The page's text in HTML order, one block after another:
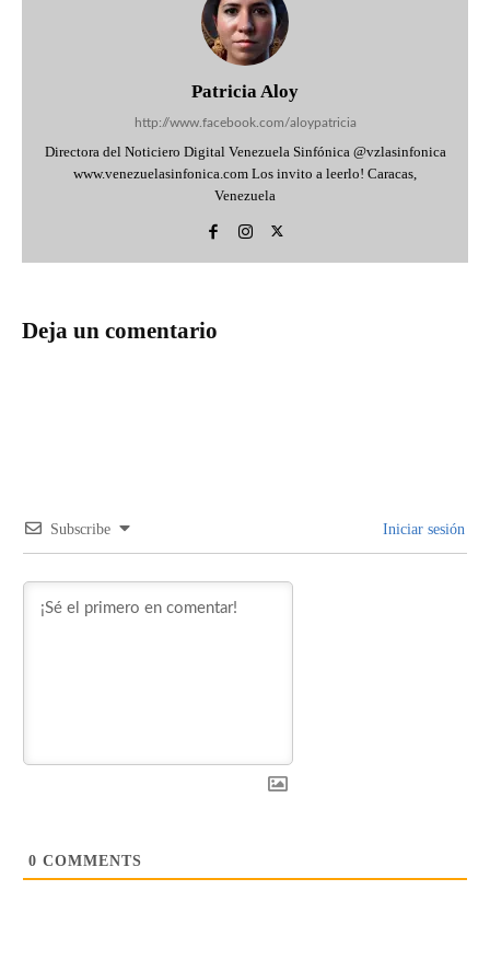
Patricia Aloy
http://www.facebook.com/aloypatricia
Directora del Noticiero Digital Venezuela Sinfónica @vzlasinfonica
www.venezuelasinfonica.com Los invito a leerlo! Caracas,
Venezuela
Deja un comentario
Subscribe Iniciar sesión
0 COMMENTS